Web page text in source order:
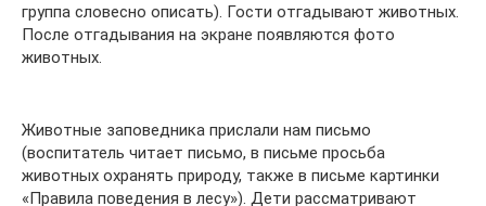
группа словесно описать). Гости отгадывают животных.
После отгадывания на экране появляются фото
животных.
Животные заповедника прислали нам письмо
(воспитатель читает письмо, в письме просьба
животных охранять природу, также в письме картинки
«Правила поведения в лесу»). Дети рассматривают